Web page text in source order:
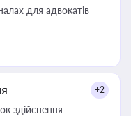
для адвокатів
+2
здійснення